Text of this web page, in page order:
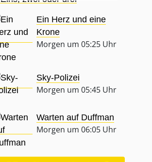
Ein Herz und eine
Krone
Morgen um 05:25 Uhr
Sky-Polizei
Morgen um 05:45 Uhr
Warten auf Duffman
Morgen um 06:05 Uhr